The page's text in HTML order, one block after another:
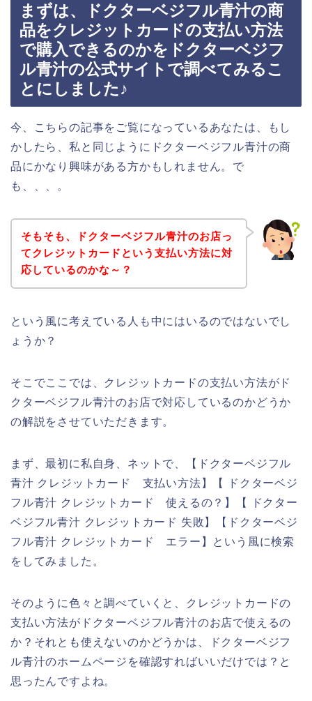
まずは、ドクターベジフル青汁の商
品をクレジットカードの支払い方法
で購入できるのかをドクターベジフ
ル青汁の公式サイトで調べてみるこ
とにしました♪
今、こちらの記事をご覧になっているあなたは、もし
かしたら、私と同じようにドクターベジフル青汁の商
品にかなり興味がある方かもしれません。で
も、、、。
そもそも、ドクターベジフル青汁のお店っ
てクレジットカードという支払い方法に対
応しているのかな～？
という風に考えている人も中にはいるのではないでし
ょうか？
そこでここでは、クレジットカードの支払い方法がド
クターベジフル青汁のお店で対応しているのかどうか
の解説をさせていただきます。
まず、最初に私自身、ネットで、【ドクターベジフル
青汁 クレジットカード 支払い方法】【 ドクターベジ
フル青汁 クレジットカード 使えるの？】【 ドクター
ベジフル青汁 クレジットカード 失敗】【ドクターベジ
フル青汁 クレジットカード エラー】という風に検索
をしてみました。
そのように色々と調べていくと、クレジットカードの
支払い方法がドクターベジフル青汁のお店で使えるの
か？それとも使えないのかどうかは、ドクターベジフ
ル青汁のホームページを確認すればいいだけでは？と
思ったんですよね。